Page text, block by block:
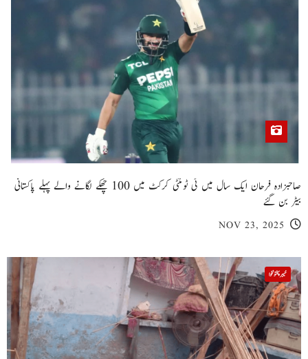
صاحبزادہ فرحان ایک سال میں ٹی ٹوئنٹی کرکٹ میں 100 چھکے لگانے والے پہلے پاکستانی
بیٹر بن گئے
NOV 23, 2025
خیبر پختونخوا